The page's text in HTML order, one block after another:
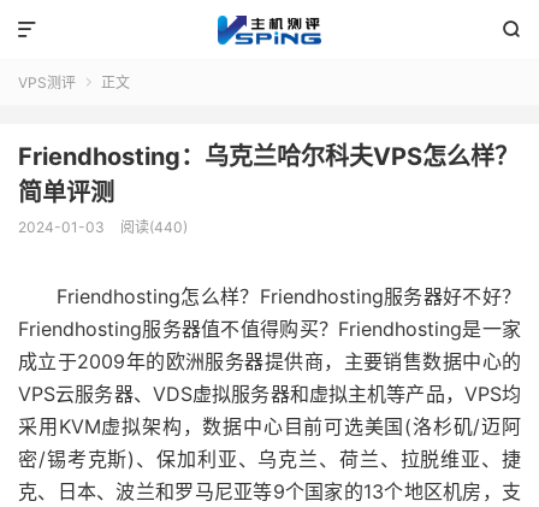


VPS测评  正文
Friendhosting：乌克兰哈尔科夫VPS怎么样？
简单评测
2024-01-03 阅读(440)
Friendhosting怎么样？Friendhosting服务器好不好？
Friendhosting服务器值不值得购买？Friendhosting是一家
成立于2009年的欧洲服务器提供商，主要销售数据中心的
VPS云服务器、VDS虚拟服务器和虚拟主机等产品，VPS均
采用KVM虚拟架构，数据中心目前可选美国(洛杉矶/迈阿
密/锡考克斯)、保加利亚、乌克兰、荷兰、拉脱维亚、捷
克、日本、波兰和罗马尼亚等9个国家的13个地区机房，支